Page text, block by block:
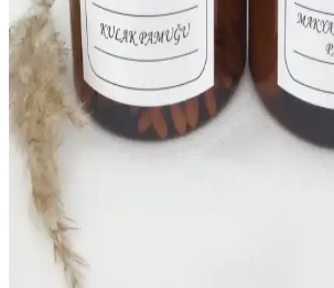
Tanex OFC-120 Beyaz Ofis Etiketi:
Belge Düzenleme Çözümü
Tanex OFC-120 beyaz ofis etiketi, dayanıklı ve
ve dosya düzenlemede ideal, gıda temas
kullanıcı memnuniyetiyle ofis ihtiyaçlarınıza
Kitchen Life 6'lı Etiketli
Kabı Seti 2000ml - Dayanıklı ve
Kitchen Life 6'lı etiketli dikdörtgen erzak
dayanıklı plastikten üretilmiş, sızdırmaz
etiketleriyle mutfakta hijyen ve düzen sağlar.